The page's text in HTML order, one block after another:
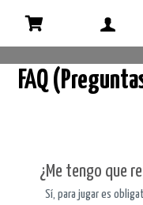
FAQ
(Preguntas
Frecuentes)
FAQ
¿Me tengo que
Sí, para jugar es